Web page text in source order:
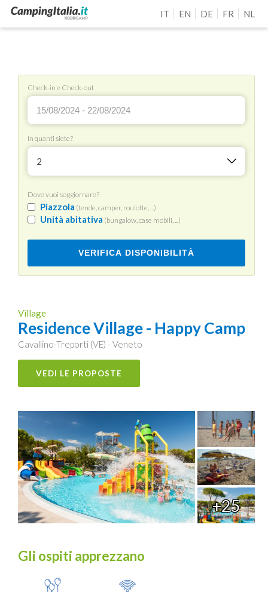
IT EN DE FR NL
Check-in e Check-out
In quanti siete?
2
Dove vuoi soggiornare?
Piazzola (tende, camper, roulotte, ...)
Unità abitativa (bungalow, case mobili, ...)
VERIFICA DISPONIBILITÀ
Village
Residence Village - Happy Camp
Cavallino-Treporti (VE) - Veneto
VEDI LE PROPOSTE
+25
Gli ospiti apprezzano